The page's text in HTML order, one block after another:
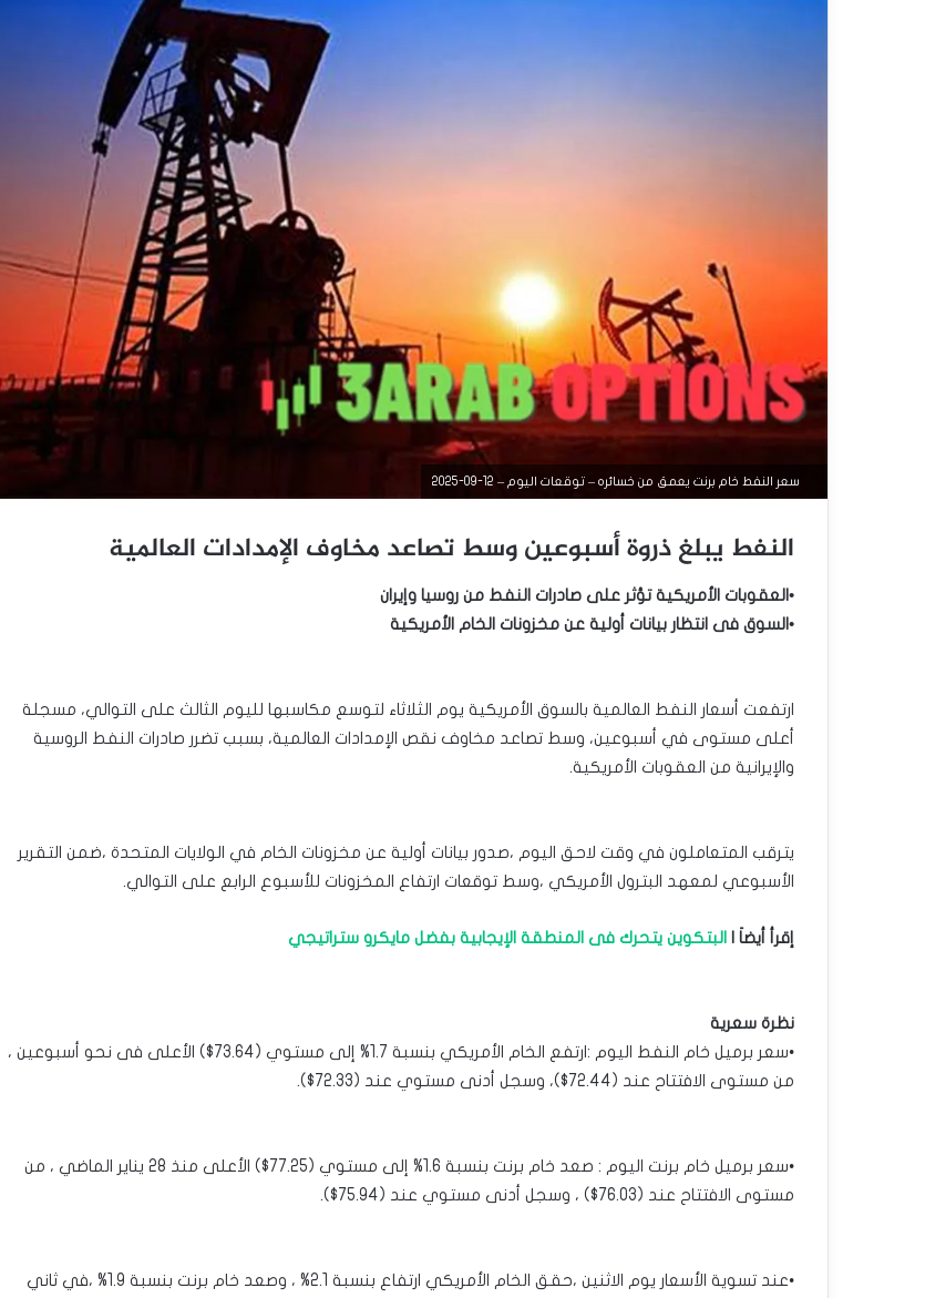
سعر النفط خام برنت يعمق من خسائره – توقعات اليوم – 12-09-2025
النفط يبلغ ذروة أسبوعين وسط تصاعد مخاوف الإمدادات العالمية
•العقوبات الأمريكية تؤثر على صادرات النفط من روسيا وإيران
•السوق فى انتظار بيانات أولية عن مخزونات الخام الأمريكية
ارتفعت أسعار النفط العالمية بالسوق الأمريكية يوم الثلاثاء لتوسع مكاسبها لليوم الثالث على التوالي، مسجلة
أعلى مستوى في أسبوعين، وسط تصاعد مخاوف نقص الإمدادات العالمية، بسبب تضرر صادرات النفط الروسية
والإيرانية من العقوبات الأمريكية.
يترقب المتعاملون في وقت لاحق اليوم ،صدور بيانات أولية عن مخزونات الخام في الولايات المتحدة ،ضمن التقرير
الأسبوعي لمعهد البترول الأمريكي ،وسط توقعات ارتفاع المخزونات للأسبوع الرابع على التوالي.
إقرأ أيضاَ | البتكوين يتحرك فى المنطقة الإيجابية بفضل مايكرو ستراتيجي
نظرة سعرية
•سعر برميل خام النفط اليوم :ارتفع الخام الأمريكي بنسبة 1.7% إلى مستوي (73.64$) الأعلى فى نحو أسبوعين ،
من مستوى الافتتاح عند (72.44$)، وسجل أدنى مستوي عند (72.33$).
•سعر برميل خام برنت اليوم : صعد خام برنت بنسبة 1.6% إلى مستوي (77.25$) الأعلى منذ 28 يناير الماضي ، من
مستوى الافتتاح عند (76.03$) ، وسجل أدنى مستوي عند (75.94$).
•عند تسوية الأسعار يوم الاثنين ،حقق الخام الأمريكي ارتفاع بنسبة 2.1% ، وصعد خام برنت بنسبة 1.9% ،في ثاني